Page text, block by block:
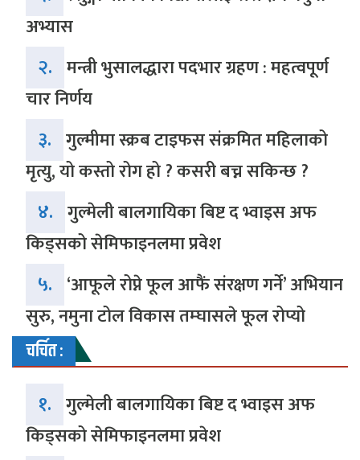
अभ्यास
२. मन्त्री भुसालद्धारा पदभार ग्रहण : महत्वपूर्ण
चार निर्णय
३. गुल्मीमा स्क्रब टाइफस संक्रमित महिलाको
मृत्यु, यो कस्तो रोग हो ? कसरी बच्न सकिन्छ ?
४. गुल्मेली बालगायिका बिष्ट द भ्वाइस अफ
किड्सको सेमिफाइनलमा प्रवेश
५. ‘आफूले रोप्ने फूल आफैं संरक्षण गर्ने’ अभियान
सुरु, नमुना टोल विकास तम्घासले फूल रोप्यो
चर्चित :
१. गुल्मेली बालगायिका बिष्ट द भ्वाइस अफ
किड्सको सेमिफाइनलमा प्रवेश